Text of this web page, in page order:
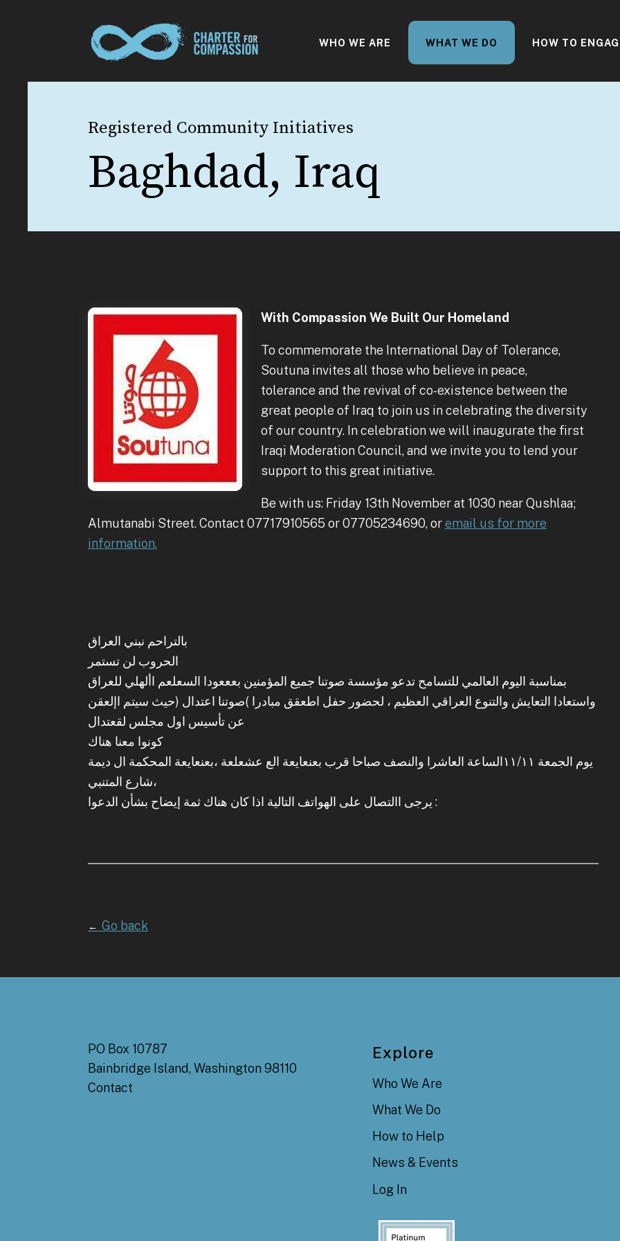
WHO WE ARE WHAT WE DO HOW TO
Registered Community Initiatives
Baghdad, Iraq
With Compassion We Built Our Homeland
To commemorate the International Day of Tolerance,
Soutuna invites all those who believe in peace,
tolerance and the revival of co-existence between the
great people of Iraq to join us in celebrating the diversity
of our country. In celebration we will inaugurate the first
Iraqi Moderation Council, and we invite you to lend your
support to this great initiative.
Be with us: Friday 13th November at 1030 near Qushlaa;
Almutanabi Street. Contact 07717910565 or 07705234690, oremail us for more
information.
بالتراحم نبني العراق
الحروب لن تستمر
بمناسبة اليوم العالمي للتسامح تدعو مؤسسة صوتنا جميع المؤمنين بعععودا السعلعم األهلي للعراق
واستعادا التعايش والتنوع العراقي العظيم ، لحضور حفل اطعقق مبادرا )صوتنا اعتدال (حيث سيتم اإلعقن
عن تأسيس اول مجلس لقعتدال
كونوا معنا هناك
يوم الجمعة ١١/١١الساعة العاشرا والنصف صباحا قرب بعنعايعة الع عشعلعة ،بعنعايعة المحكمة ال ديمة
،شارع المتنبي
يرجى االتصال على الهواتف التالية اذا كان هناك ثمة إيضاح بشأن الدعوا :
← Go back
PO Box 10787
Bainbridge Island, Washington 98110
Contact
Explore
Who We Are
What We Do
How to Help
News & Events
Log In